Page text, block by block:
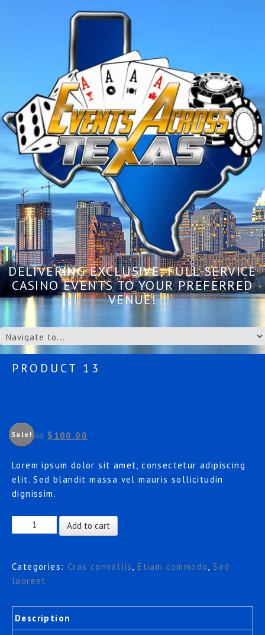
DELIVERING EXCLUSIVE, FULL-SERVICE
CASINO EVENTS TO YOUR PREFERRED
VENUE!
PRODUCT 13
Sale!
$150.00 $ 100.00
Lorem ipsum dolor sit amet, consectetur adipiscing
elit. Sed blandit massa vel mauris sollicitudin
dignissim.
Product
13
Add to cart
Categories: Cras convallis,Etiam commodo,Sed
laoreet
Description